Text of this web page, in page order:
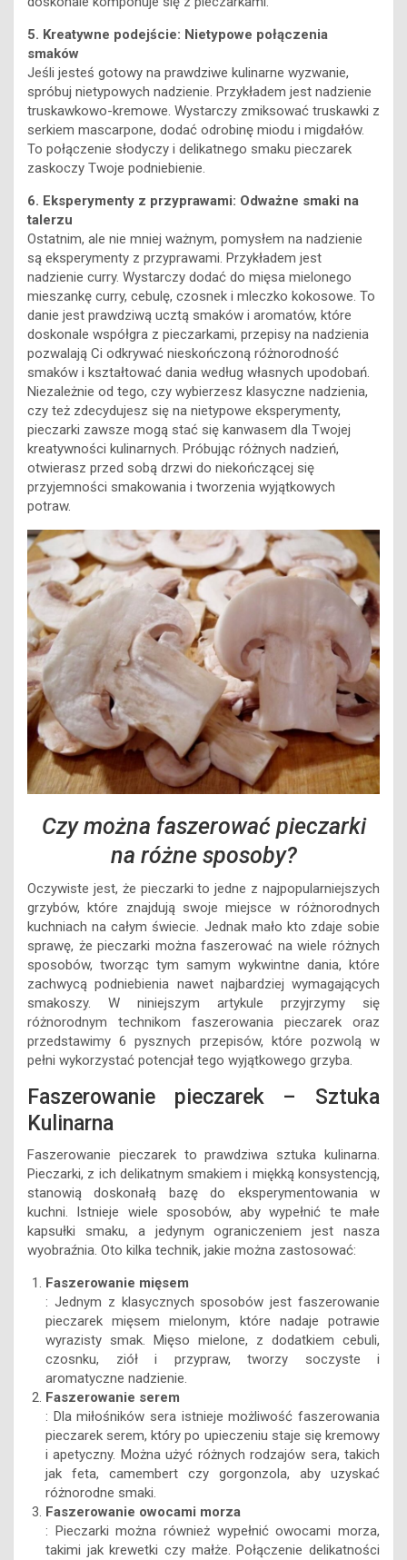
5. Kreatywne podejście: Nietypowe połączenia
smaków
Jeśli jesteś gotowy na prawdziwe kulinarne wyzwanie,
spróbuj nietypowych nadzienie. Przykładem jest nadzienie
truskawkowo-kremowe. Wystarczy zmiksować truskawki z
serkiem mascarpone, dodać odrobinę miodu i migdałów.
To połączenie słodyczy i delikatnego smaku pieczarek
zaskoczy Twoje podniebienie.
6. Eksperymenty z przyprawami: Odważne smaki na
talerzu
Ostatnim, ale nie mniej ważnym, pomysłem na nadzienie
są eksperymenty z przyprawami. Przykładem jest
nadzienie curry. Wystarczy dodać do mięsa mielonego
mieszankę curry, cebulę, czosnek i mleczko kokosowe. To
danie jest prawdziwą ucztą smaków i aromatów, które
doskonale współgra z pieczarkami, przepisy na nadzienia
pozwalają Ci odkrywać nieskończoną różnorodność
smaków i kształtować dania według własnych upodobań.
Niezależnie od tego, czy wybierzesz klasyczne nadzienia,
czy też zdecydujesz się na nietypowe eksperymenty,
pieczarki zawsze mogą stać się kanwasem dla Twojej
kreatywności kulinarnych. Próbując różnych nadzień,
otwierasz przed sobą drzwi do niekończącej się
przyjemności smakowania i tworzenia wyjątkowych
potraw.
Czy można faszerować pieczarki
na różne sposoby?
Oczywiste jest, że pieczarki to jedne z najpopularniejszych
grzybów, które znajdują swoje miejsce w różnorodnych
kuchniach na całym świecie. Jednak mało kto zdaje sobie
sprawę, że pieczarki można faszerować na wiele różnych
sposobów, tworząc tym samym wykwintne dania, które
zachwycą podniebienia nawet najbardziej wymagających
smakoszy. W niniejszym artykule przyjrzymy się
różnorodnym technikom faszerowania pieczarek oraz
przedstawimy 6 pysznych przepisów, które pozwolą w
pełni wykorzystać potencjał tego wyjątkowego grzyba.
Faszerowanie pieczarek – Sztuka
Kulinarna
Faszerowanie pieczarek to prawdziwa sztuka kulinarna.
Pieczarki, z ich delikatnym smakiem i miękką konsystencją,
stanowią doskonałą bazę do eksperymentowania w
kuchni. Istnieje wiele sposobów, aby wypełnić te małe
kapsułki smaku, a jedynym ograniczeniem jest nasza
wyobraźnia. Oto kilka technik, jakie można zastosować:
Faszerowanie mięsem
: Jednym z klasycznych sposobów jest faszerowanie
pieczarek mięsem mielonym, które nadaje potrawie
wyrazisty smak. Mięso mielone, z dodatkiem cebuli,
czosnku, ziół i przypraw, tworzy soczyste i
aromatyczne nadzienie.
Faszerowanie serem
: Dla miłośników sera istnieje możliwość faszerowania
pieczarek serem, który po upieczeniu staje się kremowy
i apetyczny. Można użyć różnych rodzajów sera, takich
jak feta, camembert czy gorgonzola, aby uzyskać
różnorodne smaki.
Faszerowanie owocami morza
: Pieczarki można również wypełnić owocami morza,
takimi jak krewetki czy małże. Połączenie delikatności